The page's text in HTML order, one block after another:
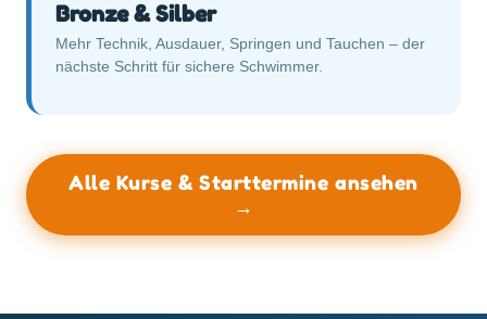
Bronze & Silber
Mehr Technik, Ausdauer, Springen und Tauchen – der
nächste Schritt für sichere Schwimmer.
Alle Kurse & Starttermine ansehen
→